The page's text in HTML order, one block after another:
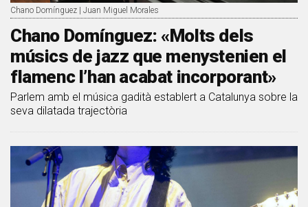
Chano Domínguez | Juan Miguel Morales
Chano Domínguez: «Molts dels
músics de jazz que menystenien el
flamenc l’han acabat incorporant»
Parlem amb el música gadità establert a Catalunya sobre la
seva dilatada trajectòria